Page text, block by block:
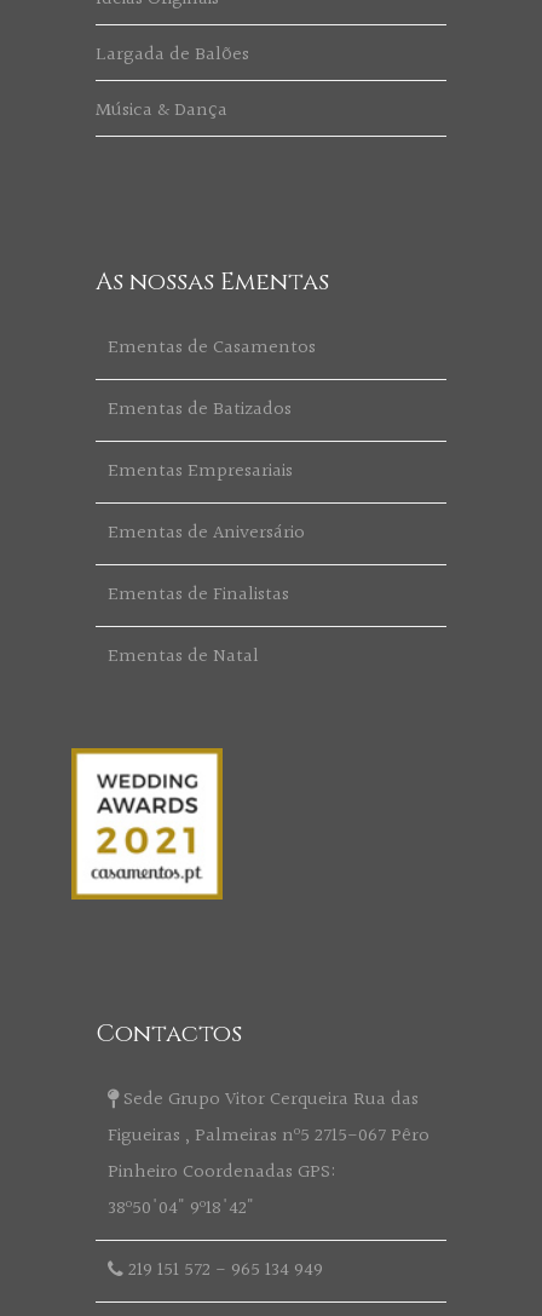
Largada de Balões
Música & Dança
As nossas Ementas
Ementas de Casamentos
Ementas de Batizados
Ementas Empresariais
Ementas de Aniversário
Ementas de Finalistas
Ementas de Natal
Contactos
Sede Grupo Vitor Cerqueira Rua das
Figueiras , Palmeiras nº5 2715-067 Pêro
Pinheiro Coordenadas GPS:
38º50'04" 9º18'42"
219 151 572 - 965 134 949